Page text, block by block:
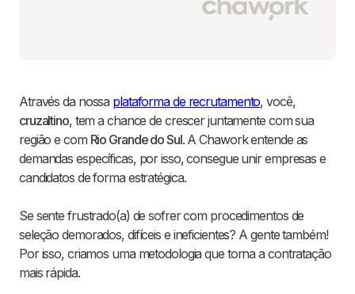
Através da nossa plataforma de recrutamento, você,
cruzaltino, tem a chance de crescer juntamente com sua
região e com Rio Grande do Sul. A Chawork entende as
demandas específicas, por isso, consegue unir empresas e
candidatos de forma estratégica.
Se sente frustrado(a) de sofrer com procedimentos de
seleção demorados, difíceis e ineficientes? A gente também!
Por isso, criamos uma metodologia que torna a contratação
mais rápida.